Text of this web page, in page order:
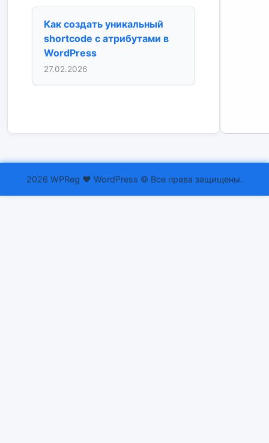
Как создать уникальный
shortcode с атрибутами в
WordPress
27.02.2026
2026 WPReg ❤ WordPress © Все права защищены.